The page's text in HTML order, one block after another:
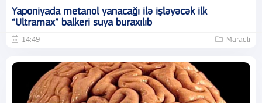
Yaponiyada metanol yanacağı ilə işləyəcək ilk
“Ultramax” balkeri suya buraxılıb
14:49 Maraqlı